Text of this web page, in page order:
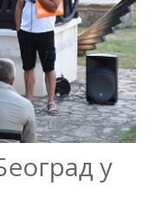
у